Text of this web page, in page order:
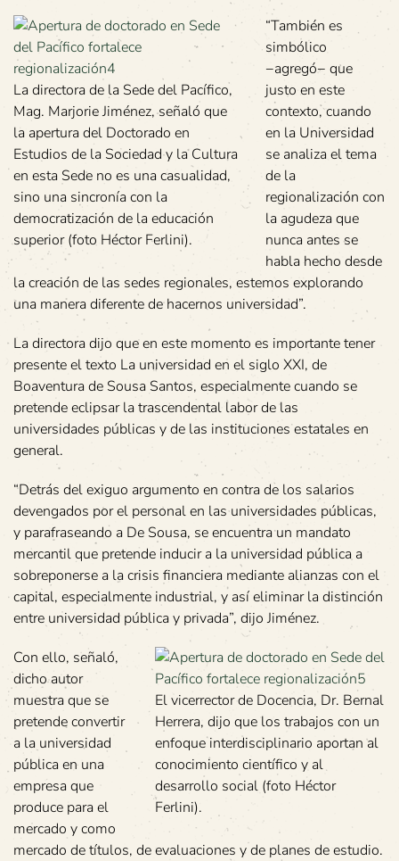
La directora de la Sede del Pacífico,
Mag. Marjorie Jiménez, señaló que
la apertura del Doctorado en
Estudios de la Sociedad y la Cultura
en esta Sede no es una casualidad,
sino una sincronía con la
democratización de la educación
superior (foto Héctor Ferlini).
“También es
simbólico
−agregó− que
justo en este
contexto, cuando
en la Universidad
se analiza el tema
de la
regionalización con
la agudeza que
nunca antes se
habla hecho desde
la creación de las sedes regionales, estemos explorando
una manera diferente de hacernos universidad”.
La directora dijo que en este momento es importante tener
presente el texto La universidad en el siglo XXI, de
Boaventura de Sousa Santos, especialmente cuando se
pretende eclipsar la trascendental labor de las
universidades públicas y de las instituciones estatales en
general.
“Detrás del exiguo argumento en contra de los salarios
devengados por el personal en las universidades públicas,
y parafraseando a De Sousa, se encuentra un mandato
mercantil que pretende inducir a la universidad pública a
sobreponerse a la crisis financiera mediante alianzas con el
capital, especialmente industrial, y así eliminar la distinción
entre universidad pública y privada”, dijo Jiménez.
El vicerrector de Docencia, Dr. Bernal
Herrera, dijo que los trabajos con un
enfoque interdisciplinario aportan al
conocimiento científico y al
desarrollo social (foto Héctor
Ferlini).
Con ello, señaló,
dicho autor
muestra que se
pretende convertir
a la universidad
pública en una
empresa que
produce para el
mercado y como
mercado de títulos, de evaluaciones y de planes de estudio.